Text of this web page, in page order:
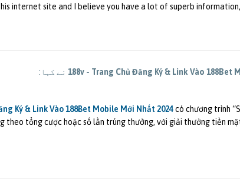
internet site and I believe you have a lot of superb information,
188v - Trang Chủ Đăng Ký & Link Vào 188Bet نے کہا:
Ký & Link Vào 188Bet Mobile Mới Nhất 2024có chương trình
theo tổng cược hoặc số lần trúng thưởng, với giải thưởng tiền